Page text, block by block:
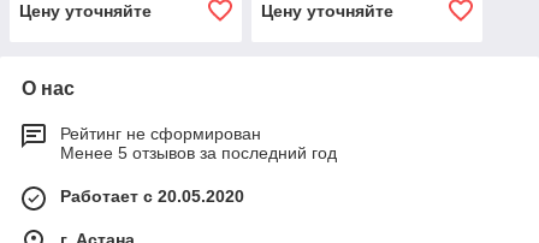
Цену уточняйте
Цену уточняйте
О нас
Рейтинг не сформирован
Менее 5 отзывов за последний год
Работает с 20.05.2020